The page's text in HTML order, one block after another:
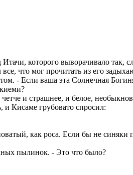
которого выворачивало так,
что мог прочитать из его
- Если ваша эта Солнечная
и страшнее, и белое,
Кисаме грубовато спросил:
как роса. Если бы не
пылинок. - Это что было?